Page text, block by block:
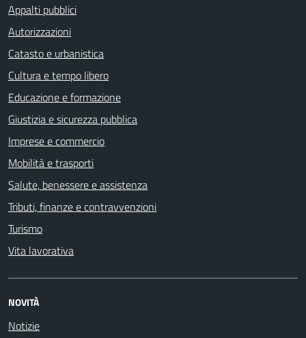
Appalti pubblici
Autorizzazioni
Catasto e urbanistica
Cultura e tempo libero
Educazione e formazione
Giustizia e sicurezza pubblica
Imprese e commercio
Mobilità e trasporti
Salute, benessere e assistenza
Tributi, finanze e contravvenzioni
Turismo
Vita lavorativa
NOVITÀ
Notizie